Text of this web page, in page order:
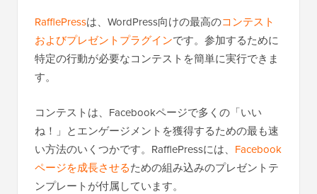
RafflePressは、WordPress向けの最高のコンテスト
およびプレゼントプラグインです。参加するために
特定の行動が必要なコンテストを簡単に実行できま
す。
コンテストは、Facebookページで多くの「いい
ね！」とエンゲージメントを獲得するための最も速
い方法のいくつかです。RafflePressには、 Facebook
ページを成長させるための組み込みのプレゼントテ
ンプレートが付属しています。